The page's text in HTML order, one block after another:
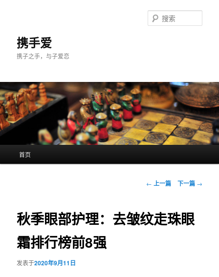
携手爱
携子之手，与子爱恋
索
首页
文
航
← 上一篇 下一篇 →
秋季眼部护理：去皱纹走珠眼
霜排行榜前8强
发表于2020年9月11日